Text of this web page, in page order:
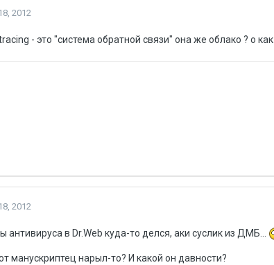
2012
- это "система обратной связи" она же облако ? о как
2012
в Dr.Web куда-то делся, аки суслик из ДМБ...
манускриптец нарыл-то? И какой он давности?